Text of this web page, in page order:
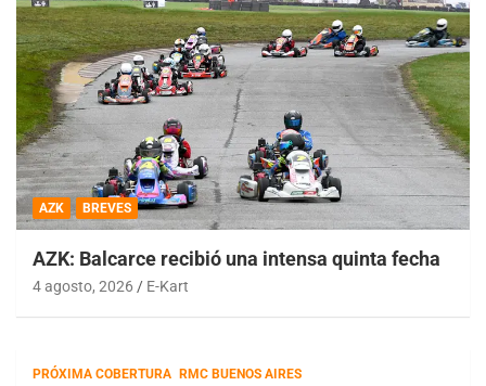
AZK BREVES
AZK: Balcarce recibió una intensa quinta fecha
4 agosto, 2026 E-Kart
PRÓXIMA COBERTURA RMC BUENOS AIRES